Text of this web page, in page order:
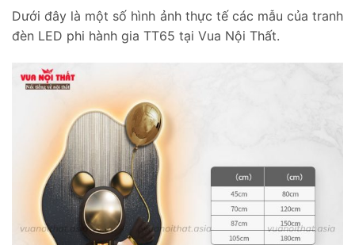
Dưới đây là một số hình ảnh thực tế các mẫu của tranh
đèn LED phi hành gia TT65 tại Vua Nội Thất.